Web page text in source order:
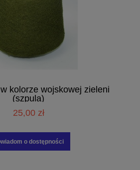
kolorze wojskowej zieleni
(szpula)
25,00 zł
o dostępności